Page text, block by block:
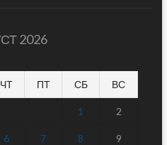
2026
ЧТ ПТ СБ ВС
1 2
6 7 8 9